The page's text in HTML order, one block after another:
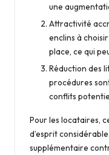
une
Attractivité
enclins à
place, ce qui
Réduction des
procédures
conflits
Pour les locataires,
d’esprit
supplémentaire